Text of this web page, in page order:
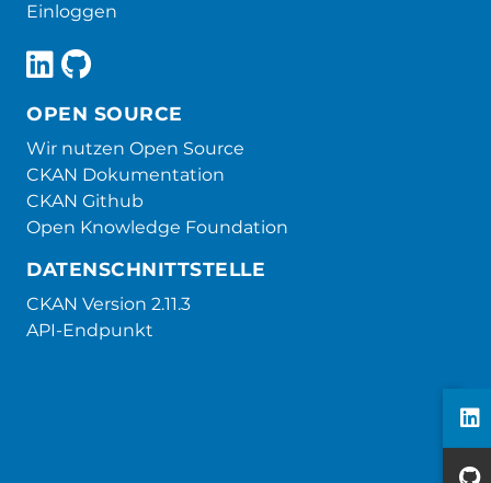
Einloggen
OPEN SOURCE
Wir nutzen Open Source
CKAN Dokumentation
CKAN Github
Open Knowledge Foundation
DATENSCHNITTSTELLE
CKAN Version 2.11.3
API-Endpunkt